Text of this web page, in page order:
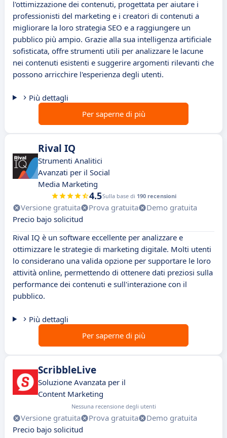
l'ottimizzazione dei contenuti, progettata per aiutare i
professionisti del marketing e i creatori di contenuti a
migliorare la loro strategia SEO e a raggiungere un
pubblico più ampio. Grazie alla sua intelligenza artificiale
sofisticata, offre strumenti utili per analizzare le lacune
nei contenuti esistenti e suggerire argomenti rilevanti che
possono arricchire l'esperienza degli utenti.
Più dettagli
Per saperne di più
Rival IQ
Strumenti Analitici
Avanzati per il Social
Media Marketing
4.5Sulla base di 190 recensioni
Versione gratuita Prova gratuita
Demo gratuita
Precio bajo solicitud
Rival IQ è un software eccellente per analizzare e
ottimizzare le strategie di marketing digitale. Molti utenti
lo considerano una valida opzione per supportare le loro
attività online, permettendo di ottenere dati preziosi sulla
performance dei contenuti e sull'interazione con il
pubblico.
Più dettagli
Per saperne di più
ScribbleLive
Soluzione Avanzata per il
Content Marketing
Nessuna recensione degli utenti
Versione gratuita Prova gratuita
Demo gratuita
Precio bajo solicitud